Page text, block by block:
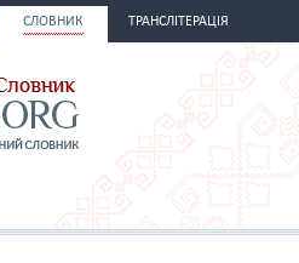
СЛОВНИК ТРАНСЛІТЕРАЦІЯ